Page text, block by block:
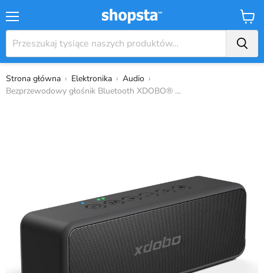
Strona główna › Elektronika › Audio ›
Bezprzewodowy głośnik Bluetooth XDOBO® ser...